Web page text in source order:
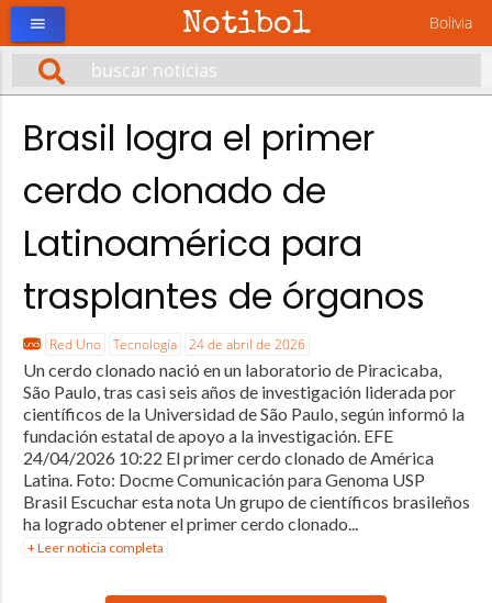
Notibol Bolivia
menu
Brasil logra el primer
cerdo clonado de
Latinoamérica para
trasplantes de órganos
Red Uno Tecnología 24 de abril de 2026
Un cerdo clonado nació en un laboratorio de Piracicaba,
São Paulo, tras casi seis años de investigación liderada por
científicos de la Universidad de São Paulo, según informó la
fundación estatal de apoyo a la investigación. EFE
24/04/2026 10:22 El primer cerdo clonado de América
Latina. Foto: Docme Comunicación para Genoma USP
Brasil Escuchar esta nota Un grupo de científicos brasileños
ha logrado obtener el primer cerdo clonado...
+ Leer noticia completa